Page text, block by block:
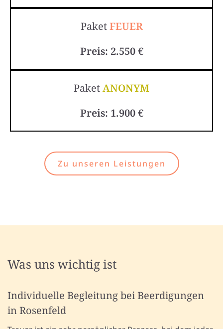
PaketFEUER
Preis: 2.550 €
PaketANONYM
Preis: 1.900 €
Zu unseren Leistungen
Was uns wichtig ist
Individuelle Begleitung bei Beerdigungen
in Rosenfeld